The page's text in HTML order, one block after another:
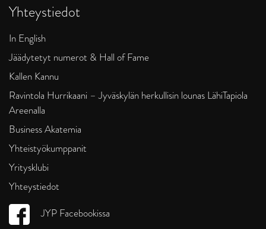
Yhteystiedot
In English
Jäädytetyt numerot & Hall of Fame
Kallen Kannu
Ravintola Hurrikaani – Jyväskylän herkullisin lounas LähiTapiola
Areenalla
Business Akatemia
Yhteistyökumppanit
Yritysklubi
Yhteystiedot
JYP Facebookissa